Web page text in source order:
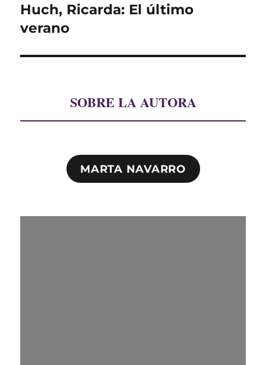
Entrada
siguiente:
Huch, Ricarda: El último
verano
SOBRE LA AUTORA
MARTA NAVARRO